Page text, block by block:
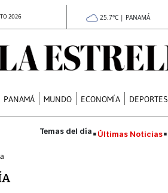
2026 25.7°C | PANAMÁ
PANAMÁ MUNDO ECONOMÍA DEPORTES
Últimas Noticias